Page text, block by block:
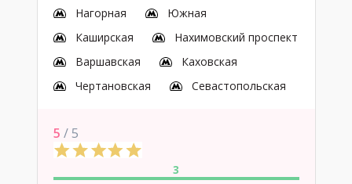
Нагорная
Южная
Каширская
Нахимовский проспект
Варшавская
Каховская
Чертановская
Севастопольская
5 / 5
3